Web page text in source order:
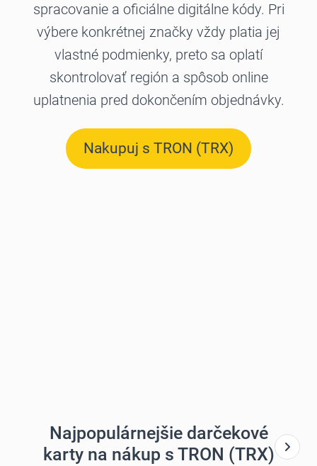
spracovanie a oficiálne digitálne kódy. Pri
výbere konkrétnej značky vždy platia jej
vlastné podmienky, preto sa oplatí
skontrolovať región a spôsob online
uplatnenia pred dokončením objednávky.
Nakupuj s TRON (TRX)
Najpopulárnejšie darčekové
karty na nákup s TRON (TRX)